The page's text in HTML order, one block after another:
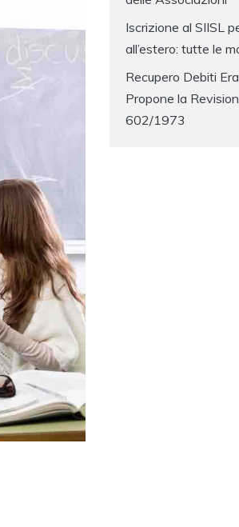
Iscrizione al SIISL
all’estero: tutte le
Recupero Debiti
Propone la
602/1973